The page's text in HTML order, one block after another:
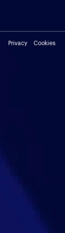
Privacy Cookies